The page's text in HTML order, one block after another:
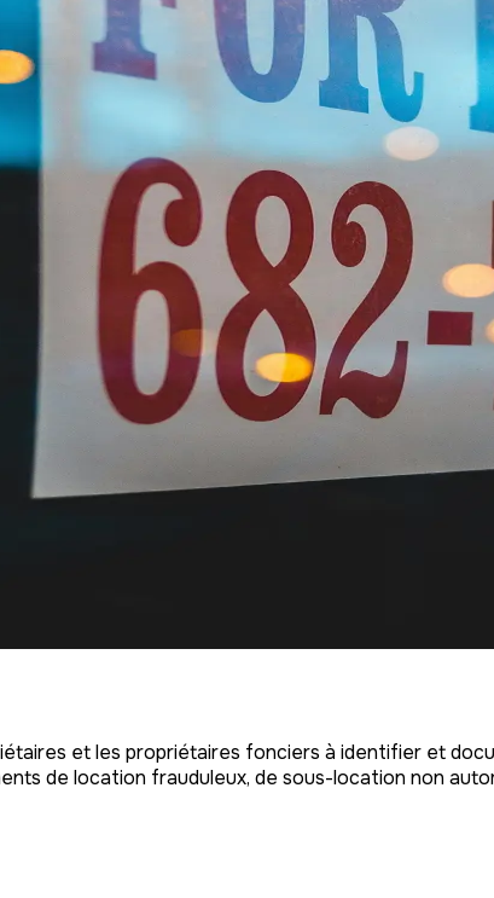
et les propriétaires fonciers à identifier et
de location frauduleux, de sous-location non